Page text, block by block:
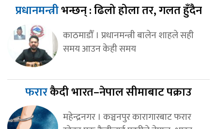
प्रधानमन्त्रीभन्छन् : ढिलो होला तर, गलत हुँदैन
काठमाडौँ । प्रधानमन्त्री बालेन शाहले सही
समय आउन केही समय
फरारकैदी भारत–नेपाल सीमाबाट पक्राउ
महेन्द्रनगर । कञ्चनपुर कारागारबाट फरार